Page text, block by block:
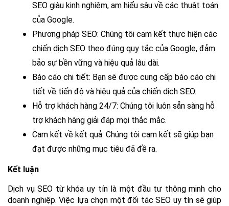
SEO giàu kinh nghiệm, am hiểu sâu về các thuật toán
của Google.
Phương pháp SEO: Chúng tôi cam kết thực hiện các
chiến dịch SEO theo đúng quy tắc của Google, đảm
bảo sự bền vững và hiệu quả lâu dài.
Báo cáo chi tiết: Bạn sẽ được cung cấp báo cáo chi
tiết về tiến độ và hiệu quả của chiến dịch SEO.
Hỗ trợ khách hàng 24/7: Chúng tôi luôn sẵn sàng hỗ
trợ khách hàng giải đáp mọi thắc mắc.
Cam kết về kết quả: Chúng tôi cam kết sẽ giúp bạn
đạt được những mục tiêu đã đề ra.
Kết luận
Dịch vụ SEO từ khóa uy tín là một đầu tư thông minh cho
doanh nghiệp. Việc lựa chọn một đối tác SEO uy tín sẽ giúp